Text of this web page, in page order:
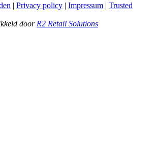
| Privacy policy | Impressum | Trusted
door R2 Retail Solutions